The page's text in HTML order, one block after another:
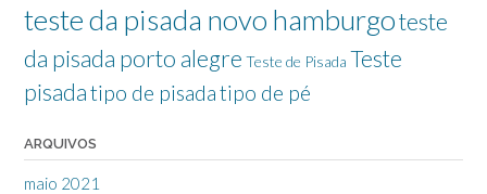
teste da pisada novo hamburgoteste
da pisada porto alegre Teste de Pisada Teste
pisadatipo de pisadatipo de pé
ARQUIVOS
maio 2021